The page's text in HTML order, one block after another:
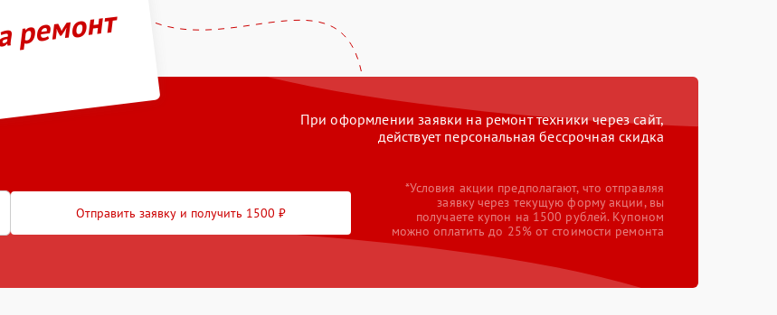
ремонт
При оформлении заявки на ремонт техники через сайт,
действует персональная бессрочная скидка
Отправить заявку и получить 1500 ₽
*Условия акции предполагают, что отправляя
заявку через текущую форму акции, вы
получаете купон на 1500 рублей. Купоном
можно оплатить до 25% от стоимости ремонта